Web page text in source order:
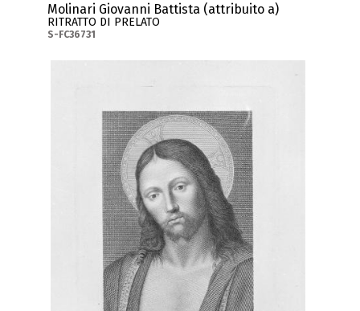
Molinari Giovanni Battista (attribuito a)
RITRATTO DI PRELATO
S-FC36731